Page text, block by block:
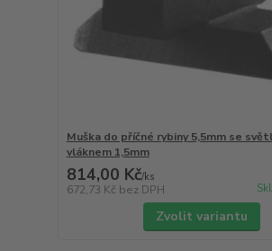
Muška do příčné rybiny 5,5mm se
vláknem 1,5mm
814,00 Kč/ks
672,73 Kč bez DPH
Zvolit variantu